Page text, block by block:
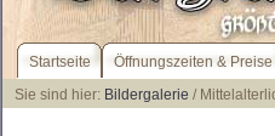
Startseite Öffnungszeiten & Preise
Sie sind hier: Bildergalerie /